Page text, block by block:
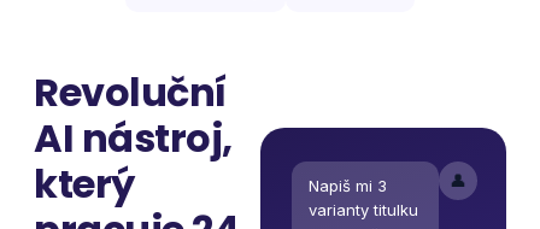
Revoluční
AI nástroj,
který
👤
Napiš mi 3
varianty titulku